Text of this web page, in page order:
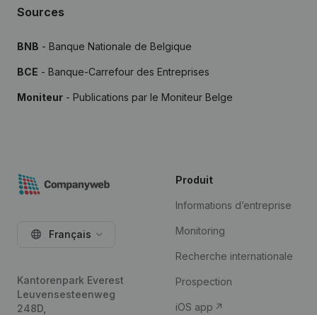
Sources
BNB - Banque Nationale de Belgique
BCE - Banque-Carrefour des Entreprises
Moniteur - Publications par le Moniteur Belge
Français
Kantorenpark Everest
Leuvensesteenweg
248D,
Produit
Informations d’entreprise
Monitoring
Recherche internationale
Prospection
iOS app